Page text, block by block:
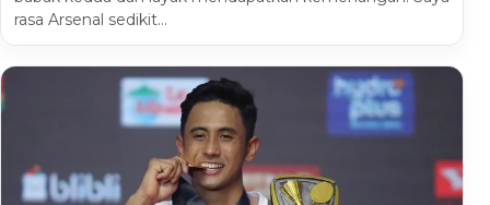
rasa Arsenal sedikit…